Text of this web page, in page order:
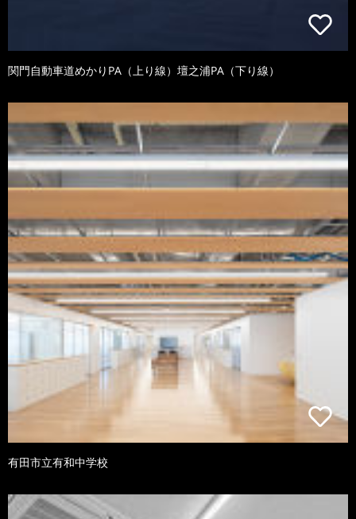
関門自動車道めかりPA（上り線）壇之浦PA（下り線）
有田市立有和中学校